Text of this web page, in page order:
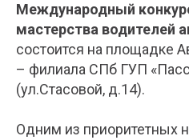
Международный
мастерства водителей
состоится на площадке
– филиала СПб ГУП
(ул.Стасовой, д.14).
Одним из приоритетных